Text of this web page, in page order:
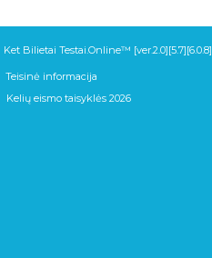
Ket Bilietai Testai.Online™ [ver.2.0][5.7][6.0.8]
Teisinė informacija
Kelių eismo taisyklės 2026